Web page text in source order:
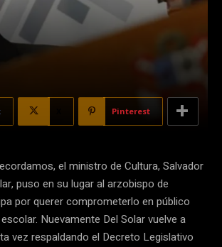
Pinterest
el ministro de Cultura, Salvador
puso en su lugar al arzobispo de
por querer comprometerlo en público
Nuevamente Del Solar vuelve a
vez respaldando el Decreto Legislativo